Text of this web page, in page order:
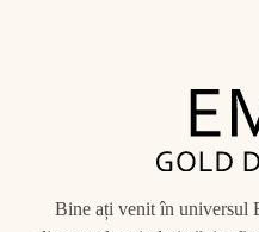
Bine ați venit în universul